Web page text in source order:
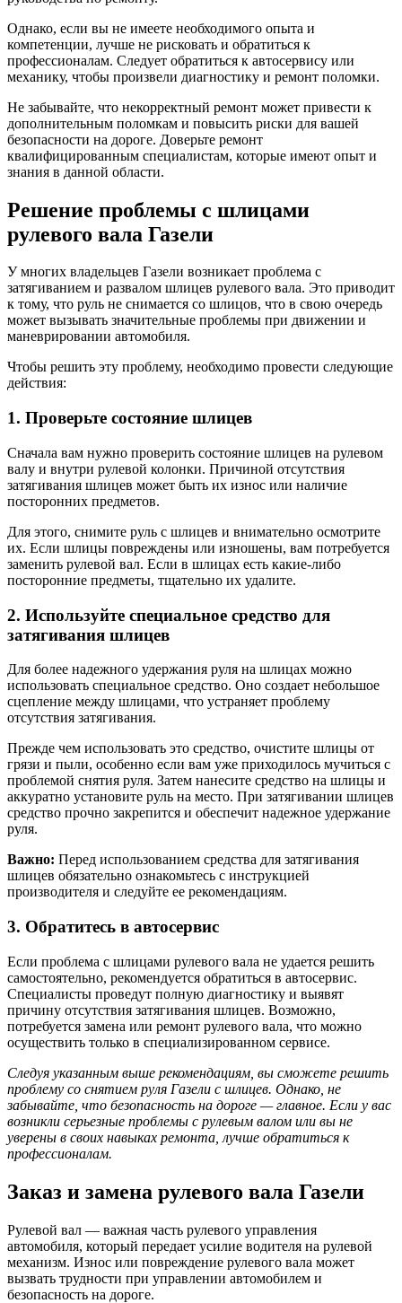
Однако, если вы не имеете необходимого опыта и
компетенции, лучше не рисковать и обратиться к
профессионалам. Следует обратиться к автосервису или
механику, чтобы произвели диагностику и ремонт поломки.
Не забывайте, что некорректный ремонт может привести к
дополнительным поломкам и повысить риски для вашей
безопасности на дороге. Доверьте ремонт
квалифицированным специалистам, которые имеют опыт и
знания в данной области.
Решение проблемы с шлицами
рулевого вала Газели
У многих владельцев Газели возникает проблема с
затягиванием и развалом шлицев рулевого вала. Это приводит
к тому, что руль не снимается со шлицов, что в свою очередь
может вызывать значительные проблемы при движении и
маневрировании автомобиля.
Чтобы решить эту проблему, необходимо провести следующие
действия:
1. Проверьте состояние шлицев
Сначала вам нужно проверить состояние шлицев на рулевом
валу и внутри рулевой колонки. Причиной отсутствия
затягивания шлицев может быть их износ или наличие
посторонних предметов.
Для этого, снимите руль с шлицев и внимательно осмотрите
их. Если шлицы повреждены или изношены, вам потребуется
заменить рулевой вал. Если в шлицах есть какие-либо
посторонние предметы, тщательно их удалите.
2. Используйте специальное средство для
затягивания шлицев
Для более надежного удержания руля на шлицах можно
использовать специальное средство. Оно создает небольшое
сцепление между шлицами, что устраняет проблему
отсутствия затягивания.
Прежде чем использовать это средство, очистите шлицы от
грязи и пыли, особенно если вам уже приходилось мучиться с
проблемой снятия руля. Затем нанесите средство на шлицы и
аккуратно установите руль на место. При затягивании шлицев
средство прочно закрепится и обеспечит надежное удержание
руля.
Важно: Перед использованием средства для затягивания
шлицев обязательно ознакомьтесь с инструкцией
производителя и следуйте ее рекомендациям.
3. Обратитесь в автосервис
Если проблема с шлицами рулевого вала не удается решить
самостоятельно, рекомендуется обратиться в автосервис.
Специалисты проведут полную диагностику и выявят
причину отсутствия затягивания шлицев. Возможно,
потребуется замена или ремонт рулевого вала, что можно
осуществить только в специализированном сервисе.
Следуя указанным выше рекомендациям, вы сможете решить
проблему со снятием руля Газели с шлицев. Однако, не
забывайте, что безопасность на дороге — главное. Если у вас
возникли серьезные проблемы с рулевым валом или вы не
уверены в своих навыках ремонта, лучше обратиться к
профессионалам.
Заказ и замена рулевого вала Газели
Рулевой вал — важная часть рулевого управления
автомобиля, который передает усилие водителя на рулевой
механизм. Износ или повреждение рулевого вала может
вызвать трудности при управлении автомобилем и
безопасность на дороге.